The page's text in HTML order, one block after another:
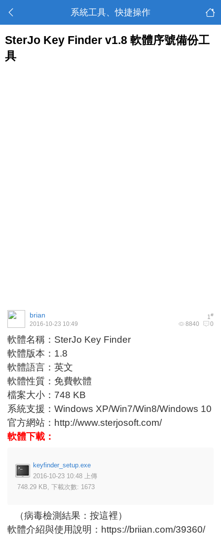
系統工具、快捷操作
SterJo Key Finder v1.8 軟體序號備份工
具
1#
brian
8840 0
2016-10-23 10:49
軟體名稱：SterJo Key Finder
軟體版本：1.8
軟體語言：英文
軟體性質：免費軟體
檔案大小：748 KB
系統支援：Windows XP/Win7/Win8/Windows 10
官方網站： http://www.sterjosoft.com/
軟體下載：
keyfinder_setup.exe
2016-10-23 10:48 上傳
748.29 KB, 下載次數: 1673
（病毒檢測結果： 按這裡）
軟體介紹與使用說明： https://briian.com/39360/